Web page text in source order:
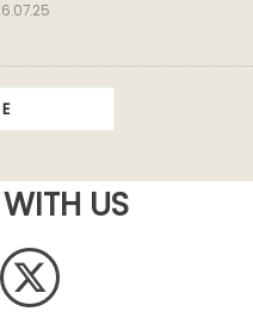
US